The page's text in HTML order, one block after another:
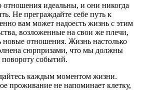
отношения идеальны, и они никогда
Не преграждайте себе путь к
вам может надоесть жизнь с этим
возложенные на свои же плечи,
новые отношения. Жизнь настолько
сюрпризами, что мы должны
событий.
каждым моментом жизни.
проживание не напоминает клетку,